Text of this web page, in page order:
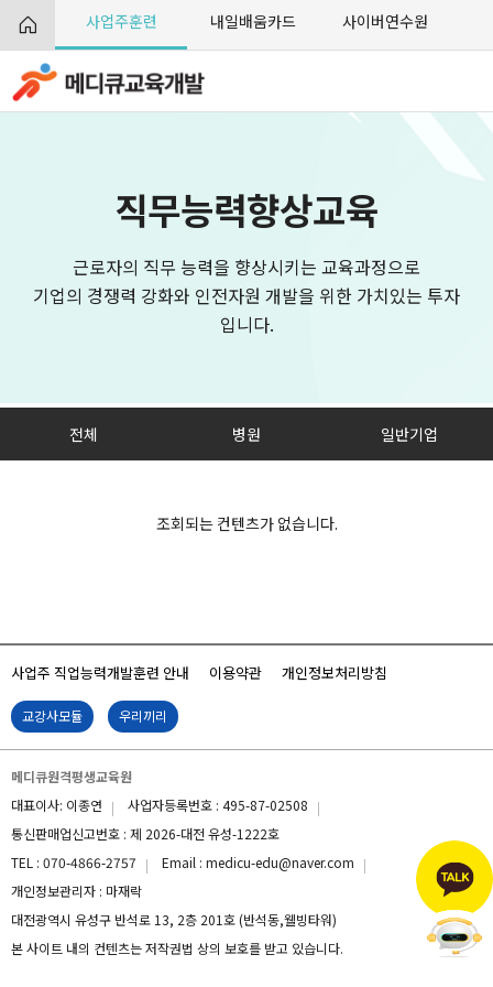
사업주훈련 내일배움카드 사이버연수원
직무능력향상교육
근로자의 직무 능력을 향상시키는 교육과정으로
기업의 경쟁력 강화와 인전자원 개발을 위한 가치있는 투자
입니다.
전체 병원 일반기업
조회되는 컨텐츠가 없습니다.
사업주 직업능력개발훈련 안내 이용약관 개인정보처리방침
교강사모듈 우리끼리
메디큐원격평생교육원
대표이사: 이종연
사업자등록번호 : 495-87-02508
통신판매업신고번호 : 제 2026-대전 유성-1222호
TEL : 070-4866-2757
Email : medicu-edu@naver.com
개인정보관리자 : 마재락
대전광역시 유성구 반석로 13, 2층 201호 (반석동,웰빙타워)
본 사이트 내의 컨텐츠는 저작권법 상의 보호를 받고 있습니다.